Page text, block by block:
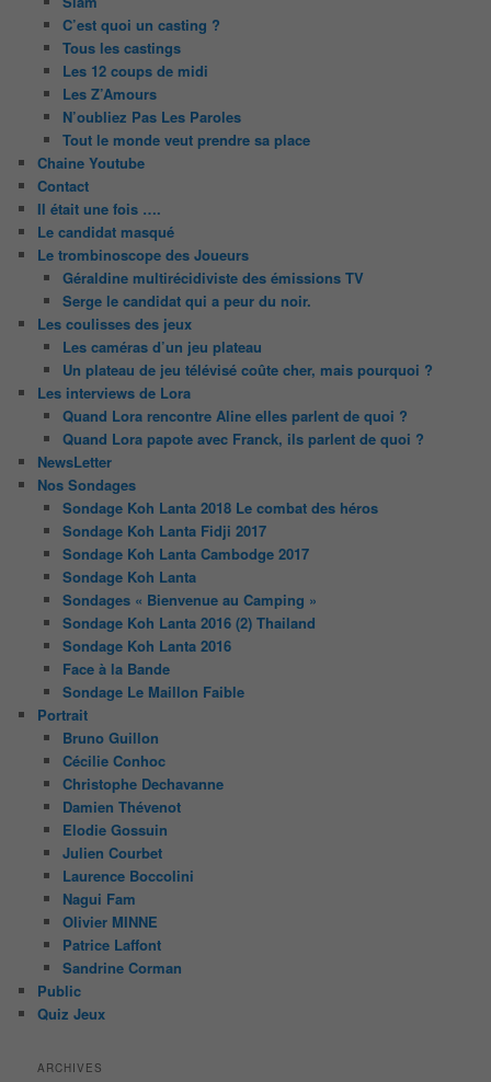
C’est quoi un casting ?
Tous les castings
Les 12 coups de midi
Les Z’Amours
N’oubliez Pas Les Paroles
Tout le monde veut prendre sa place
Chaine Youtube
Contact
Il était une fois ….
Le candidat masqué
Le trombinoscope des Joueurs
Géraldine multirécidiviste des émissions TV
Serge le candidat qui a peur du noir.
Les coulisses des jeux
Les caméras d’un jeu plateau
Un plateau de jeu télévisé coûte cher, mais pourquoi ?
Les interviews de Lora
Quand Lora rencontre Aline elles parlent de quoi ?
Quand Lora papote avec Franck, ils parlent de quoi ?
NewsLetter
Nos Sondages
Sondage Koh Lanta 2018 Le combat des héros
Sondage Koh Lanta Fidji 2017
Sondage Koh Lanta Cambodge 2017
Sondage Koh Lanta
Sondages « Bienvenue au Camping »
Sondage Koh Lanta 2016 (2) Thailand
Sondage Koh Lanta 2016
Face à la Bande
Sondage Le Maillon Faible
Portrait
Bruno Guillon
Cécilie Conhoc
Christophe Dechavanne
Damien Thévenot
Elodie Gossuin
Julien Courbet
Laurence Boccolini
Nagui Fam
Olivier MINNE
Patrice Laffont
Sandrine Corman
Public
Quiz Jeux
ARCHIVES